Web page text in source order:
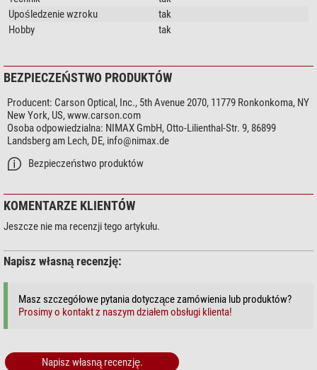
Upośledzenie wzroku
tak
Hobby
tak
BEZPIECZEŃSTWO PRODUKTÓW
Producent: Carson Optical, Inc., 5th Avenue 2070, 11779 Ronkonkoma, NY
New York, US, www.carson.com
Osoba odpowiedzialna: NIMAX GmbH, Otto-Lilienthal-Str. 9, 86899
Landsberg am Lech, DE, info@nimax.de
Bezpieczeństwo produktów
KOMENTARZE KLIENTÓW
Jeszcze nie ma recenzji tego artykułu.
Napisz własną recenzję:
Masz szczegółowe pytania dotyczące zamówienia lub produktów?
Prosimy o kontakt z naszym działem obsługi klienta!
Napisz własną recenzję.